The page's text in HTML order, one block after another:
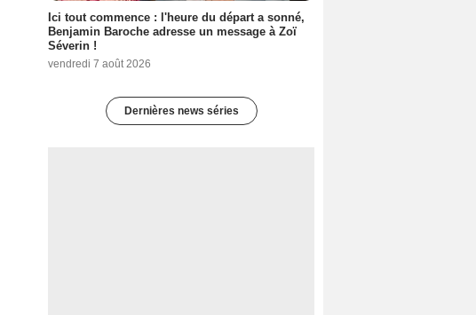
Ici tout commence : l'heure du départ a sonné,
Benjamin Baroche adresse un message à Zoï
Séverin !
vendredi 7 août 2026
Dernières news séries